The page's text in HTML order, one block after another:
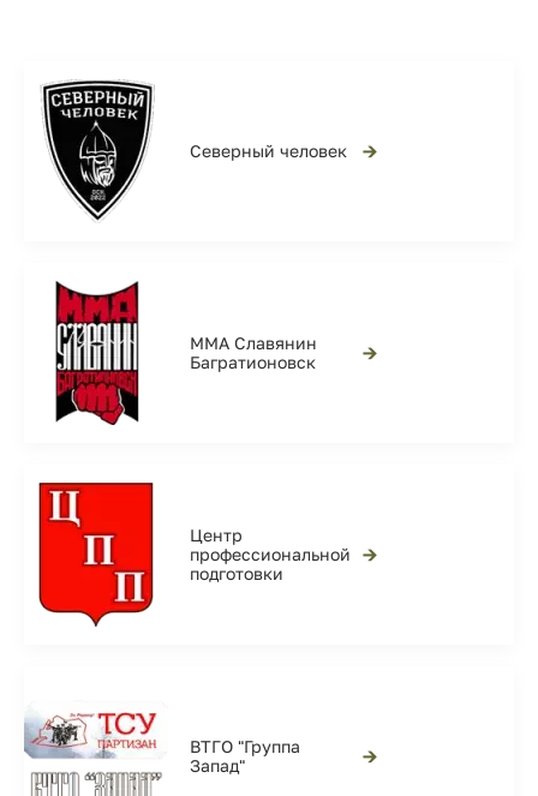
Северный человек →
ММА Славянин
Багратионовск
→
Центр
профессиональной
подготовки
→
ВТГО "Группа
Запад"
→